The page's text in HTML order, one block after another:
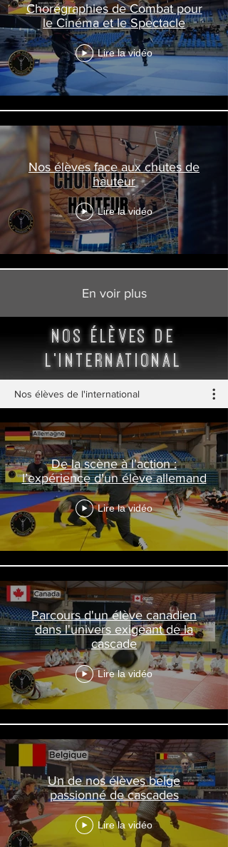
Chorégraphies de Combat pour
le Cinéma et le Spectacle
Lire la vidéo
Nos élèves face aux chutes de
hauteur
Lire la vidéo
En voir plus
nos élèves de
l'international
Nos élèves de l'international
De la scène à l'action :
l’expérience d'un élève allemand
Lire la vidéo
Parcours d'un élève canadien
dans l'univers exigeant de la
cascade
Lire la vidéo
Un de nos élèves belge
passionné de cascades
Lire la vidéo